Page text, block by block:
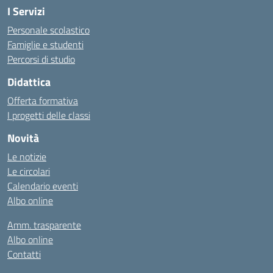
I Servizi
Personale scolastico
Famiglie e studenti
Percorsi di studio
Didattica
Offerta formativa
I progetti delle classi
Novità
Le notizie
Le circolari
Calendario eventi
Albo online
Amm. trasparente
Albo online
Contatti